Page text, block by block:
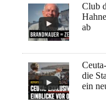
Club
ab
die
ein